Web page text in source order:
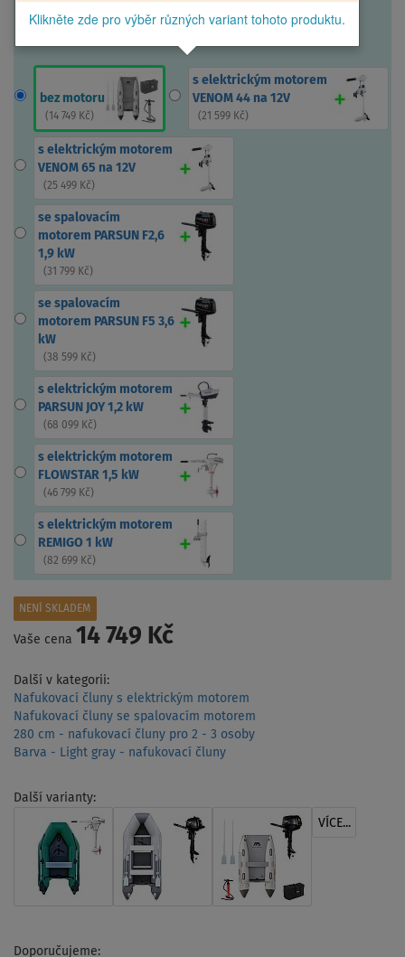
Klikněte zde pro výběr různých variant tohoto produktu.
bez motoru
( 14 749 Kč)
s elektrickým motorem
VENOM 44 na 12V
(21 599 Kč)
s elektrickým motorem
VENOM 65 na 12V
(25 499 Kč)
se spalovacím
motorem PARSUN F2,6
1,9 kW
(31 799 Kč)
se spalovacím
motorem PARSUN F5 3,6
kW
(38 599 Kč)
s elektrickým motorem
PARSUN JOY 1,2 kW
(68 099 Kč)
s elektrickým motorem
FLOWSTAR 1,5 kW
(46 799 Kč)
s elektrickým motorem
REMIGO 1 kW
(82 699 Kč)
NENÍ SKLADEM
Vaše cena 14 749 Kč
Další v kategorii:
Nafukovací čluny s elektrickým motorem
Nafukovací čluny se spalovacím motorem
280 cm - nafukovací čluny pro 2 - 3 osoby
Barva - Light gray - nafukovací čluny
Další varianty:
VÍCE...
Doporučujeme: